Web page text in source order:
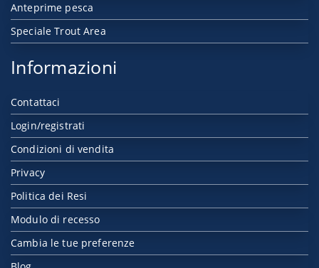
Anteprime pesca
Speciale Trout Area
Informazioni
Contattaci
Login/registrati
Condizioni di vendita
Privacy
Politica dei Resi
Modulo di recesso
Cambia le tue preferenze